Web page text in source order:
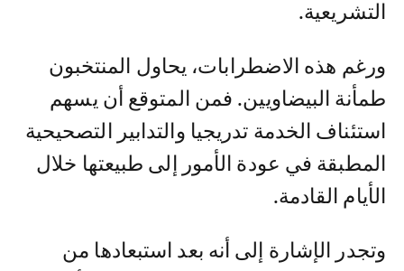
التشريعية.
ورغم هذه الاضطرابات، يحاول المنتخبون
طمأنة البيضاويين. فمن المتوقع أن يسهم
استئناف الخدمة تدريجيا والتدابير التصحيحية
المطبقة في عودة الأمور إلى طبيعتها خلال
الأيام القادمة.
وتجدر الإشارة إلى أنه بعد استبعادها من